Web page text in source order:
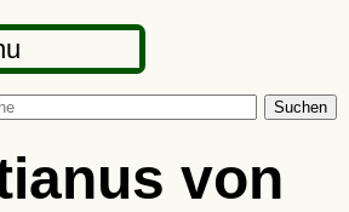
Suchen
von